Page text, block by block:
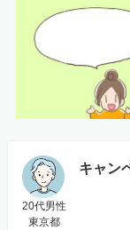
キャン
20代男性
東京都